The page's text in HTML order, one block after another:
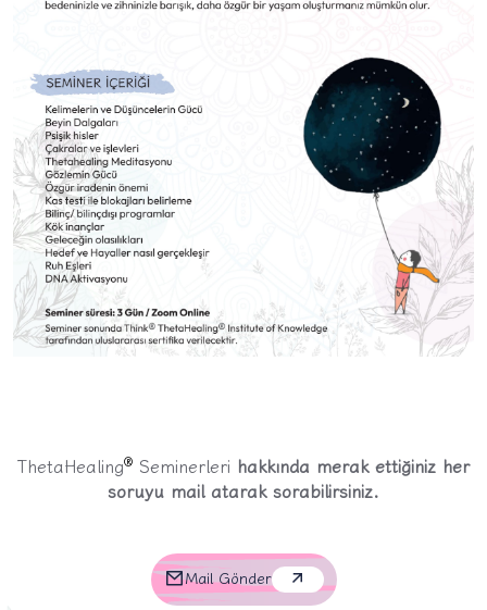
ThetaHealing® Seminerleri hakkında merak ettiğiniz her
soruyu mail atarak sorabilirsiniz.
Mail Gönder